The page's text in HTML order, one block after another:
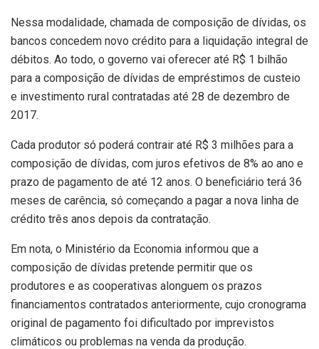
Nessa modalidade, chamada de composição de dívidas, os
bancos concedem novo crédito para a liquidação integral de
débitos. Ao todo, o governo vai oferecer até R$ 1 bilhão
para a composição de dívidas de empréstimos de custeio
e investimento rural contratadas até 28 de dezembro de
2017.
Cada produtor só poderá contrair até R$ 3 milhões para a
composição de dívidas, com juros efetivos de 8% ao ano e
prazo de pagamento de até 12 anos. O beneficiário terá 36
meses de carência, só começando a pagar a nova linha de
crédito três anos depois da contratação.
Em nota, o Ministério da Economia informou que a
composição de dívidas pretende permitir que os
produtores e as cooperativas alonguem os prazos
financiamentos contratados anteriormente, cujo cronograma
original de pagamento foi dificultado por imprevistos
climáticos ou problemas na venda da produção.